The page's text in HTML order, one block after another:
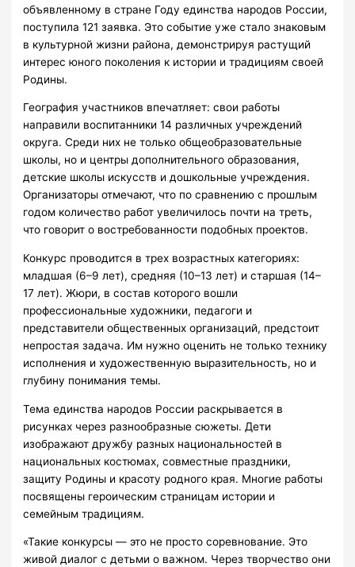
объявленному в стране Году единства народов России,
поступила 121 заявка. Это событие уже стало знаковым
в культурной жизни района, демонстрируя растущий
интерес юного поколения к истории и традициям своей
Родины.
География участников впечатляет: свои работы
направили воспитанники 14 различных учреждений
округа. Среди них не только общеобразовательные
школы, но и центры дополнительного образования,
детские школы искусств и дошкольные учреждения.
Организаторы отмечают, что по сравнению с прошлым
годом количество работ увеличилось почти на треть,
что говорит о востребованности подобных проектов.
Конкурс проводится в трех возрастных категориях:
младшая (6–9 лет), средняя (10–13 лет) и старшая (14–
17 лет). Жюри, в состав которого вошли
профессиональные художники, педагоги и
представители общественных организаций, предстоит
непростая задача. Им нужно оценить не только технику
исполнения и художественную выразительность, но и
глубину понимания темы.
Тема единства народов России раскрывается в
рисунках через разнообразные сюжеты. Дети
изображают дружбу разных национальностей в
национальных костюмах, совместные праздники,
защиту Родины и красоту родного края. Многие работы
посвящены героическим страницам истории и
семейным традициям.
«Такие конкурсы — это не просто соревнование. Это
живой диалог с детьми о важном. Через творчество они